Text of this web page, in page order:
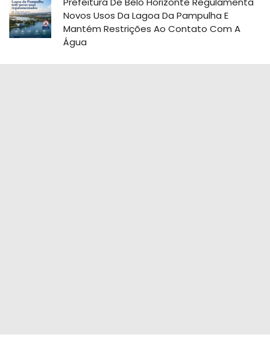
Novos Usos Da Lagoa Da Pampulha E
Mantém Restrições Ao Contato Com A
Água